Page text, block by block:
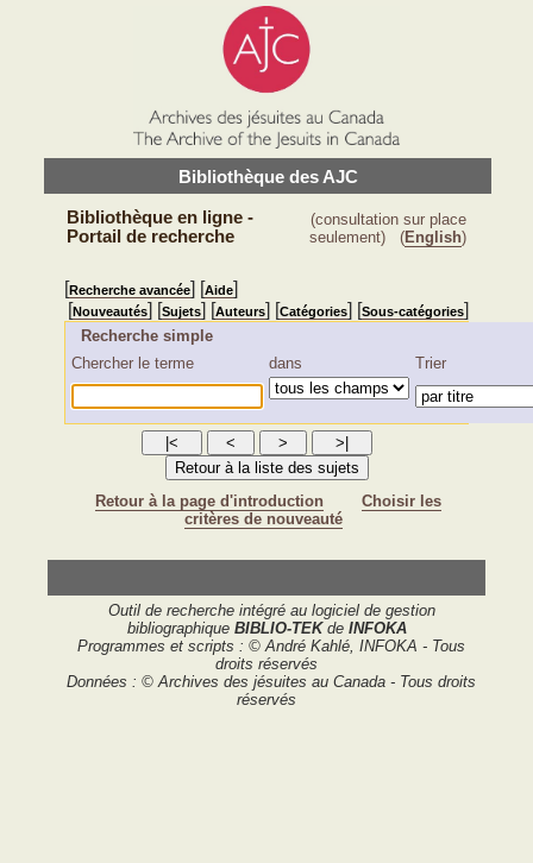
Bibliothèque des AJC
Bibliothèque en ligne -
Portail de recherche
(consultation sur place
seulement) (English)
[Recherche avancée] [Aide]
[Nouveautés] [Sujets] [Auteurs] [Catégories] [Sous-catégories]
Recherche simple
Chercher le terme
dans Trier
Retour à la page d'introduction
Choisir les
critères de nouveauté
Outil de recherche intégré au logiciel de gestion
bibliographique BIBLIO-TEKde INFOKA
Programmes et scripts : © André Kahlé, INFOKA - Tous
droits réservés
Données : © Archives des jésuites au Canada - Tous droits
réservés